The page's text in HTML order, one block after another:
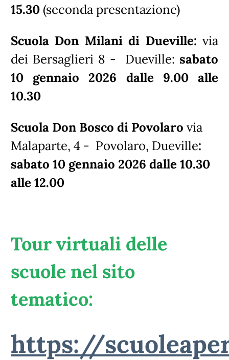
15.30(seconda presentazione)
Scuola Don Milani di Dueville: via
dei Bersaglieri 8 - Dueville: sabato
10 gennaio 2026 dalle 9.00 alle
10.30
Scuola Don Bosco di Povolaro via
Malaparte, 4 - Povolaro, Dueville:
sabato 10 gennaio 2026 dalle 10.30
alle 12.00
Tour virtuali delle
scuole nel sito
tematico:
https://